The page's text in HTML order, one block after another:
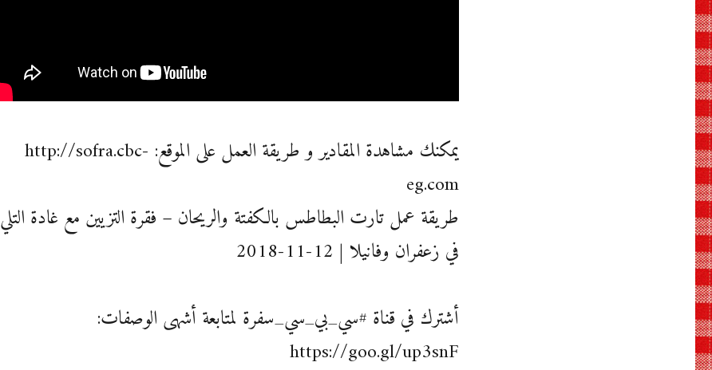
يمكنك مشاهدة المقادير و طريقة العمل على الموقع: http://sofra.cbc-
eg.com
طريقة عمل تارت البطاطس بالكفتة والريحان – فقرة التزيين مع غادة التلي
في زعفران وفانيلا | 12-11-2018
أشترك في قناة #سي_بي_سي_سفرة لمتابعة أشهى الوصفات:
https://goo.gl/up3snF